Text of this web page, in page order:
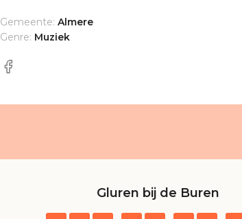
Gemeente: Almere
Genre: Muziek
Gluren bij de Buren